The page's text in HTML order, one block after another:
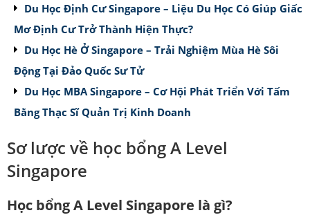
Du Học Định Cư Singapore – Liệu Du Học Có Giúp Giấc
Mơ Định Cư Trở Thành Hiện Thực?
Du Học Hè Ở Singapore – Trải Nghiệm Mùa Hè Sôi
Động Tại Đảo Quốc Sư Tử
Du Học MBA Singapore – Cơ Hội Phát Triển Với Tấm
Bằng Thạc Sĩ Quản Trị Kinh Doanh
Sơ lược về học bổng A Level
Singapore
Học bổng A Level Singapore là gì?